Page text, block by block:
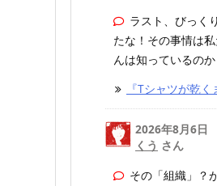
ラスト、びっく
たな！その事情は
んは知っているの
『Tシャツが乾く
2026年8月6日
くう さん
その「組織」？